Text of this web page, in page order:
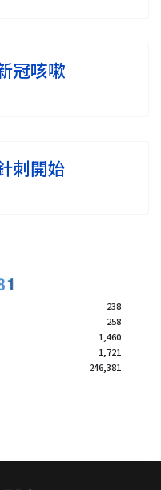
冠咳嗽
刺開始
238
258
1,460
1,721
246,381